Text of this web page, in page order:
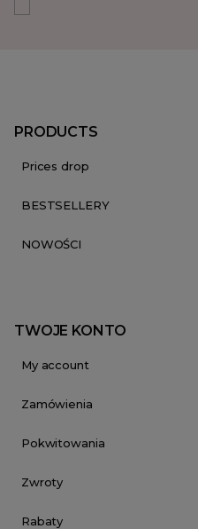
PRODUCTS
Prices drop
BESTSELLERY
NOWOŚCI
TWOJE KONTO
My account
Zamówienia
Pokwitowania
Zwroty
Rabaty